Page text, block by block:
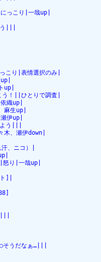
っこり|一哉up|
う|||
こり|表情選択のみ|
up|
う！||ひとりで調査|
織up|
麻生up|
伊up|
よう|||
、瀬伊down|
、ニコ）|
怒り|一哉up|
]|
|||
そうだなぁ…|||